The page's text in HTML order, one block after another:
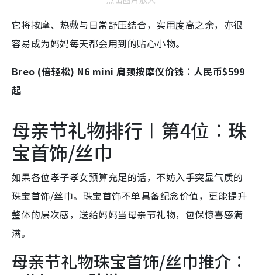
它将按摩、热敷与日常舒压结合，实用度高之余，亦很
容易成为妈妈每天都会用到的贴心小物。
Breo (倍轻松) N6 mini 肩颈按摩仪价钱︰人民币$599
起
母亲节礼物排行︱第4位︰珠
宝首饰/丝巾
如果各位孝子孝女预算充足的话，不妨入手突显气质的
珠宝首饰/丝巾。珠宝首饰不单具备纪念价值，更能提升
整体的层次感，送给妈妈当母亲节礼物，包保惊喜感满
满。
母亲节礼物珠宝首饰/丝巾推介︰